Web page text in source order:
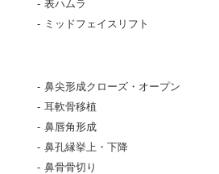
表ハムラ
ミッドフェイスリフト
鼻尖形成クローズ・オープン
耳軟骨移植
鼻唇角形成
鼻孔縁挙上・下降
鼻骨骨切り